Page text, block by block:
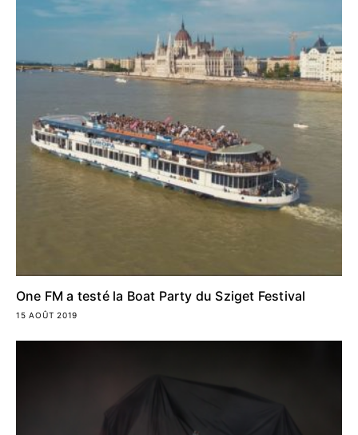
One FM a testé la Boat Party du Sziget Festival
15 AOÛT 2019